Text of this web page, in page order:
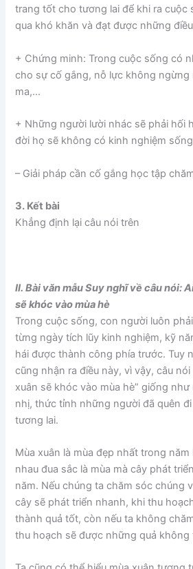
trang tốt cho tương lai để khi ra cuộc
qua khó khăn và đạt được những
+ Chứng minh: Trong cuộc sống có
cho sự cố gắng, nỗ lực không ngừng
ma,…
+ Những người lười nhác sẽ phải hối
đời họ sẽ không có kinh nghiệm
– Giải pháp cần cố gắng học tập
3. Kết bài
Khẳng định lại câu nói trên
II. Bài văn mẫu Suy nghĩ về câu nói:
sẽ khóc vào mùa hè
Trong cuộc sống, con người luôn
từng ngày tích lũy kinh nghiệm, kỹ
hái được thành công phía trước. Tuy
cũng nhận ra điều này, vì vậy, câu nói
xuân sẽ khóc vào mùa hè” giống
nhị, thức tỉnh những người đã quên
tương lai.
Mùa xuân là mùa đẹp nhất trong
nhau đua sắc là mùa mà cây phát
năm. Nếu chúng ta chăm sóc chúng
cây sẽ phát triển nhanh, khi thu
thành quả tốt, còn nếu ta không
thu hoạch sẽ được những quả không